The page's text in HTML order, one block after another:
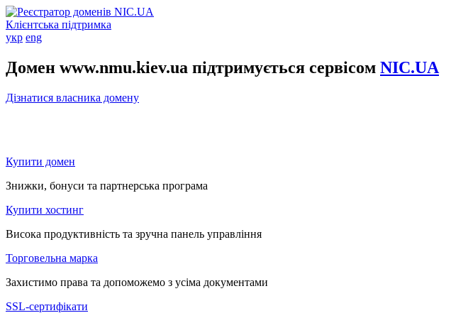
Клієнтська підтримка
укр eng
Домен www.nmu.kiev.ua підтримується сервісом NIC.UA
Дізнатися власника домену
Купити домен
Знижки, бонуси та партнерська програма
Купити хостинг
Висока продуктивність та зручна панель управління
Торговельна марка
Захистимо права та допоможемо з усіма документами
SSL-сертифікати